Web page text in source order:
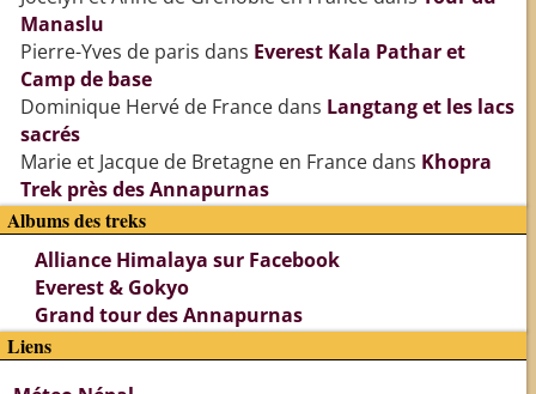
Manaslu
Pierre-Yves de paris dans Everest Kala Pathar et
Camp de base
Dominique Hervé de Francedans Langtang et les lacs
sacrés
Marie et Jacque de Bretagne en Francedans Khopra
Trek près des Annapurnas
Albums des treks
Alliance Himalaya sur Facebook
Everest & Gokyo
Grand tour des Annapurnas
Liens